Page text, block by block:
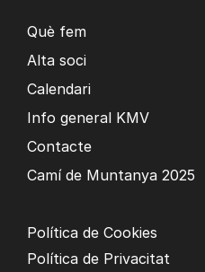
Què fem
Alta soci
Calendari
Info general KMV
Contacte
Camí de Muntanya 2025
Política de Cookies
Política de Privacitat